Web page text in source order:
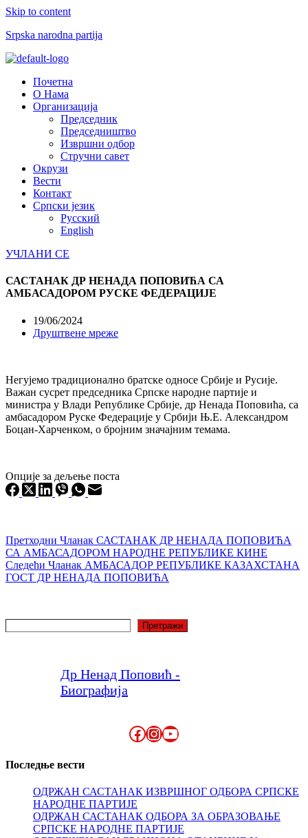
Skip to content
Srpska narodna partija
Menu
Почетна
О Нама
Организација
Председник
Председништво
Извршни одбор
Стручни савет
Окрузи
Вести
Контакт
Српски језик
Русский
English
УЧЛАНИ СЕ
САСТАНАК ДР НЕНАДА ПОПОВИЋА СА
АМБАСАДОРОМ РУСКЕ ФЕДЕРАЦИЈЕ
19/06/2024
Друштвене мреже
Негујемо традиционално братске односе Србије и Русије.
Важан сусрет председника Српске народне партије и
министра у Влади Републике Србије, др Ненада Поповића, са
амбасадором Руске Федерације у Србији Њ.Е. Александром
Боцан-Харченком, о бројним значајним темама.
Опције за дељење поста
Претходни Чланак САСТАНАК ДР НЕНАДА ПОПОВИЋА
СА АМБАСАДОРОМ НАРОДНЕ РЕПУБЛИКЕ КИНЕ
Следећи Чланак АМБАСАДОР РЕПУБЛИКЕ КАЗАХСТАНА
ГОСТ ДР НЕНАДА ПОПОВИЋА
Претражи
Др Ненад Поповић -
Биографија
Facebook
Instagram
YouTube
Последње вести
ОДРЖАН САСТАНАК ИЗВРШНОГ ОДБОРА СРПСКЕ
НАРОДНЕ ПАРТИЈЕ
ОДРЖАН САСТАНАК ОДБОРА ЗА ОБРАЗОВАЊЕ
СРПСКЕ НАРОДНЕ ПАРТИЈЕ